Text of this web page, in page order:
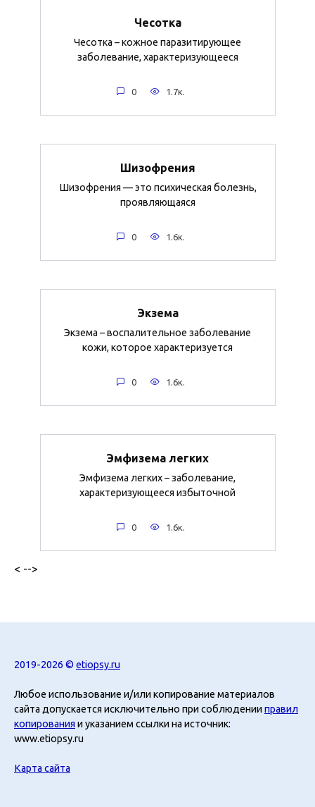
Чесотка
Чесотка – кожное паразитирующее
заболевание, характеризующееся
0 1.7к.
Шизофрения
Шизофрения — это психическая болезнь,
проявляющаяся
0 1.6к.
Экзема
Экзема – воспалительное заболевание
кожи, которое характеризуется
0 1.6к.
Эмфизема легких
Эмфизема легких – заболевание,
характеризующееся избыточной
0 1.6к.
< -->
2019-2026 © etiopsy.ru
Любое использование и/или копирование материалов
сайта допускается исключительно при соблюденииправил
копирования и указанием ссылки на источник:
www.etiopsy.ru
Карта сайта